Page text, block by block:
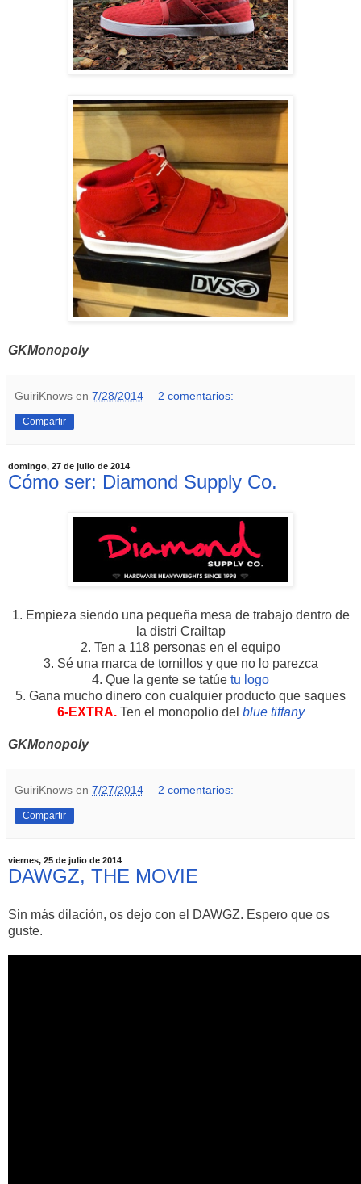
GKMonopoly
GuiriKnows en 7/28/2014 2 comentarios:
Compartir
domingo, 27 de julio de 2014
Cómo ser: Diamond Supply Co.
1. Empieza siendo una pequeña mesa de trabajo dentro de
la distri Crailtap
2. Ten a 118 personas en el equipo
3. Sé una marca de tornillos y que no lo parezca
4. Que la gente se tatúe tu logo
5. Gana mucho dinero con cualquier producto que saques
6-EXTRA.Ten el monopolio del blue tiffany
GKMonopoly
GuiriKnows en 7/27/2014 2 comentarios:
Compartir
viernes, 25 de julio de 2014
DAWGZ, THE MOVIE
Sin más dilación, os dejo con el DAWGZ. Espero que os
guste.